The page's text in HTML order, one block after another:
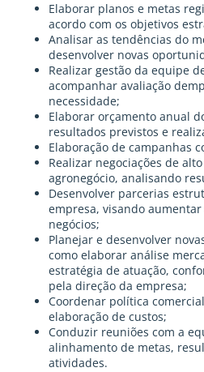
Elaborar planos e metas
acordo com os objetivos
Analisar as tendências do
desenvolver novas
Realizar gestão da equipe
acompanhar avaliação
necessidade;
Elaborar orçamento anual
resultados previstos e
Elaboração de campanhas
Realizar negociações de
agronegócio, analisando
Desenvolver parcerias
empresa, visando
negócios;
Planejar e desenvolver
como elaborar análise
estratégia de atuação,
pela direção da empresa;
Coordenar política
elaboração de custos;
Conduzir reuniões com a
alinhamento de metas,
atividades.